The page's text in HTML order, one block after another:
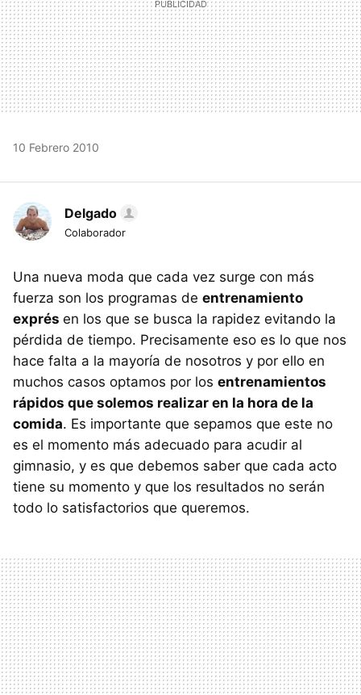
10 Febrero 2010
Delgado
Colaborador
Una nueva moda que cada vez surge con más
fuerza son los programas de entrenamiento
exprés en los que se busca la rapidez evitando la
pérdida de tiempo. Precisamente eso es lo que nos
hace falta a la mayoría de nosotros y por ello en
muchos casos optamos por los entrenamientos
rápidos que solemos realizar en la hora de la
comida. Es importante que sepamos que este no
es el momento más adecuado para acudir al
gimnasio, y es que debemos saber que cada acto
tiene su momento y que los resultados no serán
todo lo satisfactorios que queremos.